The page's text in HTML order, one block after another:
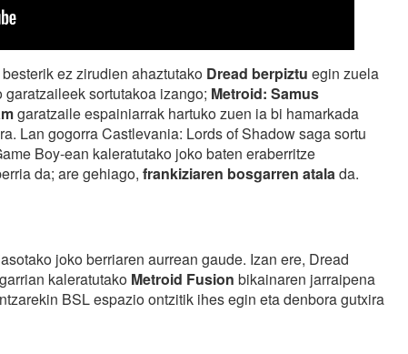
ez zirudien ahaztutako Dread berpiztu egin zuela
sortutakoa izango; Metroid: Samus
garatzaile espainiarrak hartuko zuen ia bi hamarkada
Lan gogorra Castlevania: Lords of Shadow saga sortu
Boy-ean kaleratutako joko baten eraberritze
da; are gehiago, frankiziaren bosgarren atalada.
joko berriaren aurrean gaude. Izan ere, Dread
kaleratutako Metroid Fusion bikainaren jarraipena
BSL espazio ontzitik ihes egin eta denbora gutxira